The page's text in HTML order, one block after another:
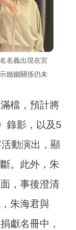
名義出現在宮
婚姻關係仍未
檔，預計將
錄影，以及5
動演出，顯
。此外，朱
，事後澄清
朱海君與
獻名冊中，